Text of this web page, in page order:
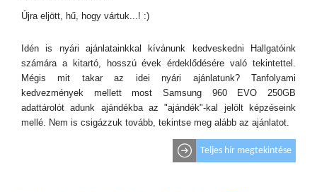
Újra eljött, hű, hogy vártuk...! :)
Idén is nyári ajánlatainkkal kívánunk kedveskedni Hallgatóink
számára a kitartó, hosszú évek érdeklődésére való tekintettel.
Mégis mit takar az idei nyári ajánlatunk? Tanfolyami
kedvezmények mellett most Samsung 960 EVO 250GB
adattárolót adunk ajándékba az "ajándék"-kal jelölt képzéseink
mellé. Nem is csigázzuk tovább, tekintse meg alább az ajánlatot.
Teljes hír megtekintése